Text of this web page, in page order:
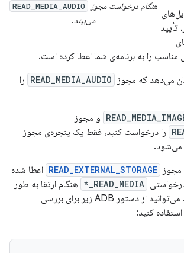
هنگام درخواست مجوز
READ_MEDIA_AUDIO
می‌بیند.
تأیید
مناسب را به برنامه‌ی شما اعطا کرده است.
READ_MEDIA_AUDIO را
و مجوز
را درخواست کنید، فقط یک پنجره‌ی مجوز
می‌شود.
مجوز READ_EXTERNAL_STORAGE اعطا شده
READ_MEDIA_*
هنگام ارتقا به طور
خودکار اعطا می‌شود. می‌توانید از دستور ADB زیر برای بررسی
کنید: